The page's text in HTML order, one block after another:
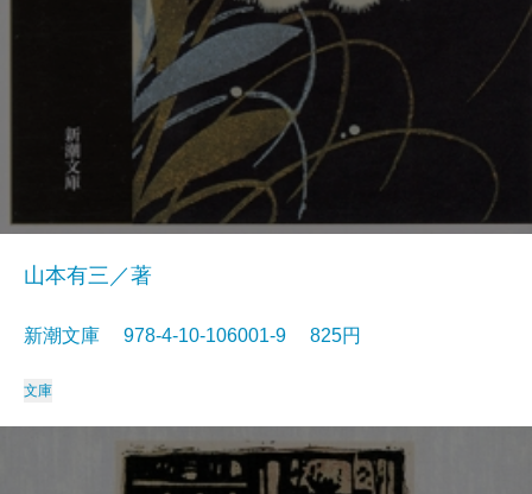
山本有三／著
新潮文庫 978-4-10-106001-9 825円
文庫